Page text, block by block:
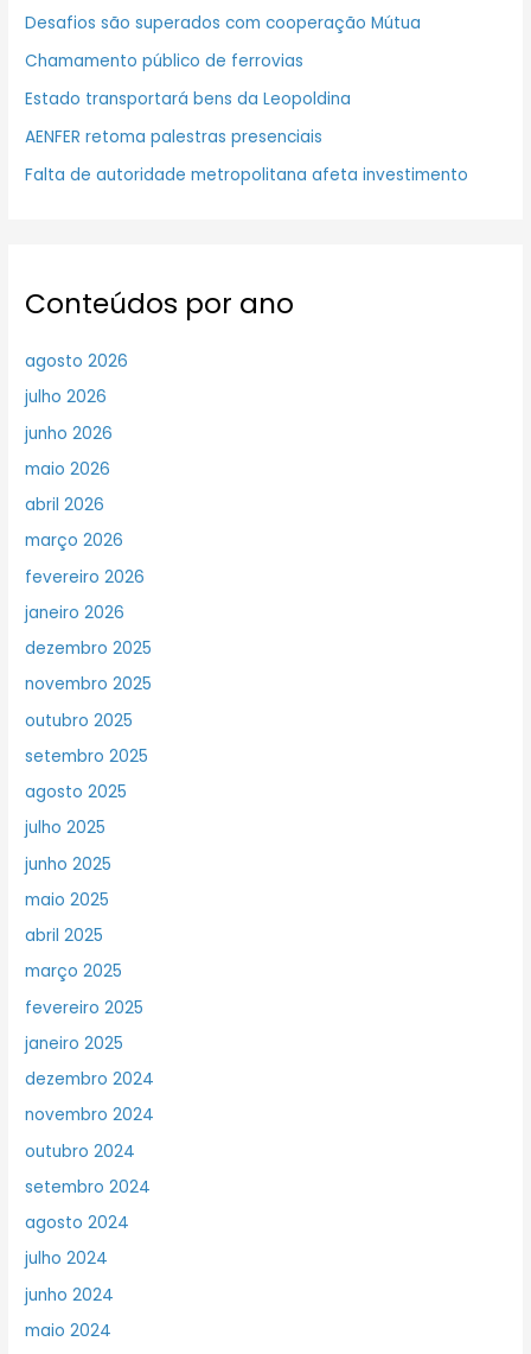
Desafios são superados com cooperação Mútua
Chamamento público de ferrovias
Estado transportará bens da Leopoldina
AENFER retoma palestras presenciais
Falta de autoridade metropolitana afeta investimento
Conteúdos por ano
agosto 2026
julho 2026
junho 2026
maio 2026
abril 2026
março 2026
fevereiro 2026
janeiro 2026
dezembro 2025
novembro 2025
outubro 2025
setembro 2025
agosto 2025
julho 2025
junho 2025
maio 2025
abril 2025
março 2025
fevereiro 2025
janeiro 2025
dezembro 2024
novembro 2024
outubro 2024
setembro 2024
agosto 2024
julho 2024
junho 2024
maio 2024